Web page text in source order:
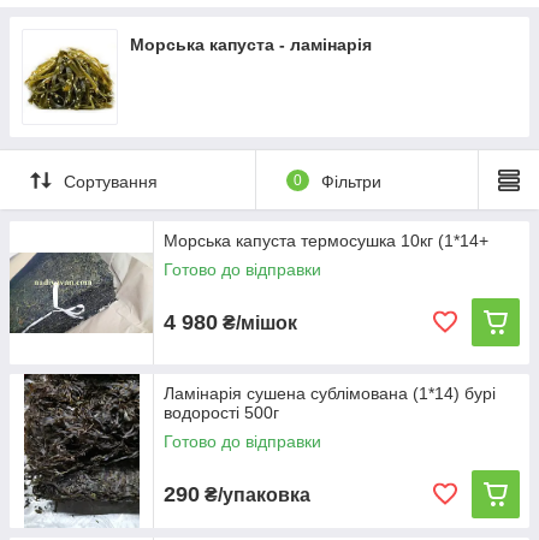
вакаме, морська капуста. Сухі продукти у формі
порошку і листів. Екологічно чисті морські водорості
для домашнього та професійного застосування.
Дивитися асортимент
Популярні товари: морська капуста,
норі, вакаме
Морська капуста - ламінарія
Сортування 0 Фільтри
Морська капуста термосушка 10кг (1*14+
Готово до відправки
4 980 ₴/мішок
Ламінарія сушена сублімована (1*14) бурі
водорості 500г
Готово до відправки
290 ₴/упаковка